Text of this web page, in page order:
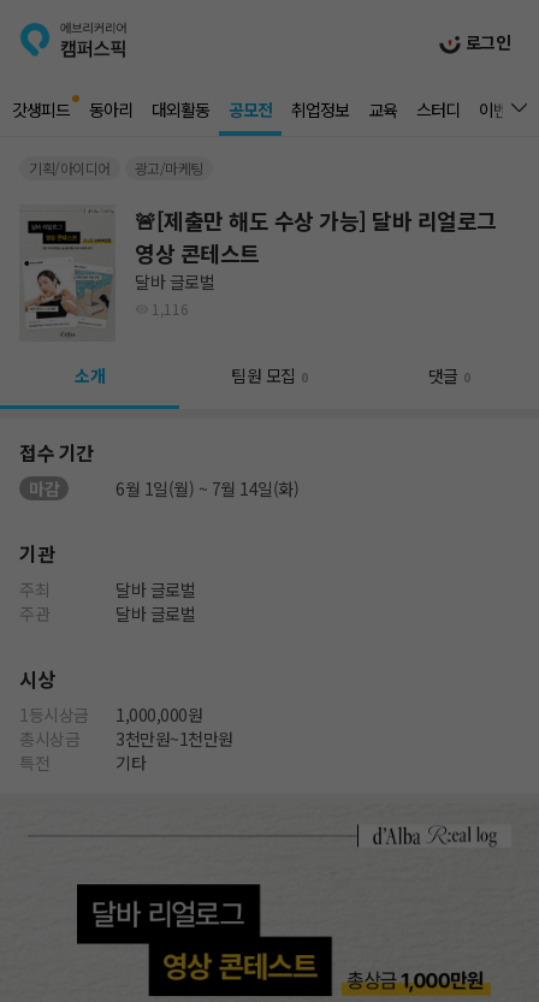
로그인
갓생피드 동아리 대외활동 공모전 취업정보 교육 스터디 이벤트
기획/아이디어 광고/마케팅
🚨[제출만 해도 수상 가능] 달바 리얼로그
영상 콘테스트
달바 글로벌
1,116
소개 팀원 모집 0 댓글 0
접수 기간
마감 6월 1일(월) ~ 7월 14일(화)
기관
주최
달바 글로벌
주관
달바 글로벌
시상
1등시상금
1,000,000원
총시상금
3천만원~1천만원
특전
기타